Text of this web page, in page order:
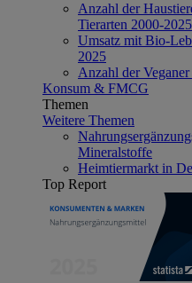
Anzahl der
Tierarten 2000-2025
Umsatz mit Bio-
2025
Anzahl der
Konsum & FMCG
Themen
Weitere Themen
Mineralstoffe
Heimtiermarkt in
Top Report